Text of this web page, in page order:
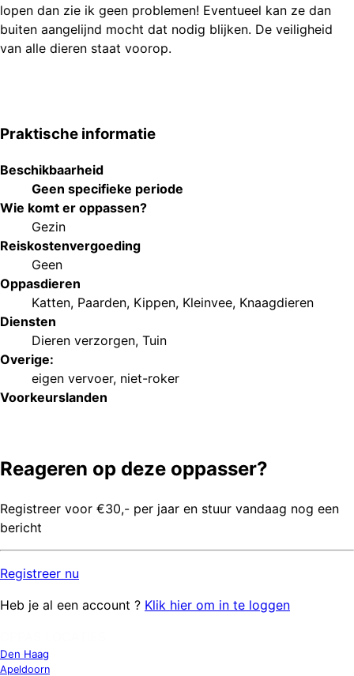
lopen dan zie ik geen problemen! Eventueel kan ze dan
buiten aangelijnd mocht dat nodig blijken. De veiligheid
van alle dieren staat voorop.
Praktische informatie
Beschikbaarheid
Geen specifieke periode
Wie komt er oppassen?
Gezin
Reiskostenvergoeding
Geen
Oppasdieren
Katten, Paarden, Kippen, Kleinvee, Knaagdieren
Diensten
Dieren verzorgen, Tuin
Overige:
eigen vervoer, niet-roker
Voorkeurslanden
Reageren op deze oppasser?
Registreer voor €30,- per jaar en stuur vandaag nog een
bericht
Registreer nu
Heb je al een account ? Klik hier om in te loggen
Den Haag
Apeldoorn